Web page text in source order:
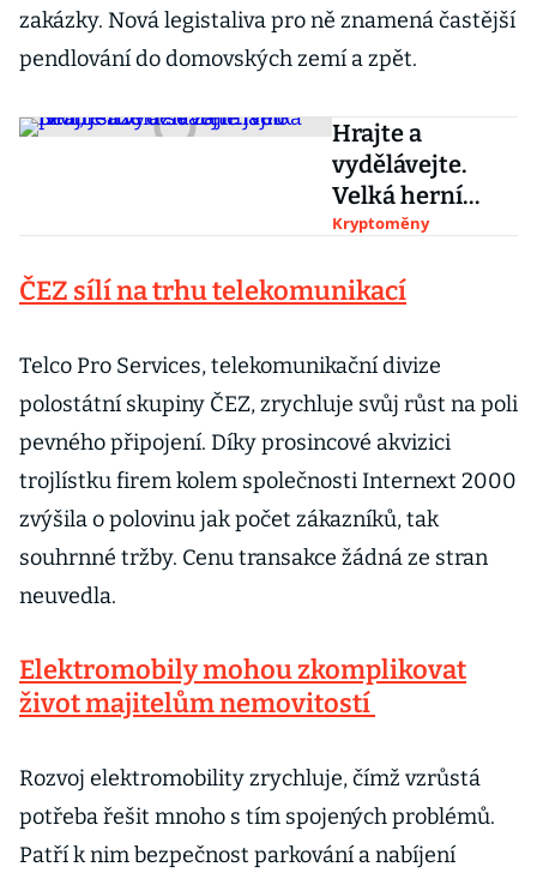
zakázky. Nová legistaliva pro ně znamená častější
pendlování do domovských zemí a zpět.
Hrajte a
vydělávejte.
Velká herní
studia se
jenže uživatelé
Kryptoměny
ČEZ sílí na trhu telekomunikací
Telco Pro Services, telekomunikační divize
polostátní skupiny ČEZ, zrychluje svůj růst na poli
pevného připojení. Díky prosincové akvizici
trojlístku firem kolem společnosti Internext 2000
zvýšila o polovinu jak počet zákazníků, tak
souhrnné tržby. Cenu transakce žádná ze stran
neuvedla.
Elektromobily mohou zkomplikovat
život majitelům nemovitostí
Rozvoj elektromobility zrychluje, čímž vzrůstá
potřeba řešit mnoho s tím spojených problémů.
Patří k nim bezpečnost parkování a nabíjení